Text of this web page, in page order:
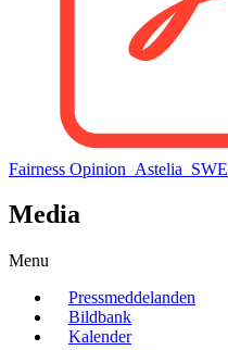
Fairness Opinion_Astelia_SWE
Media
Menu
Pressmeddelanden
Bildbank
Kalender